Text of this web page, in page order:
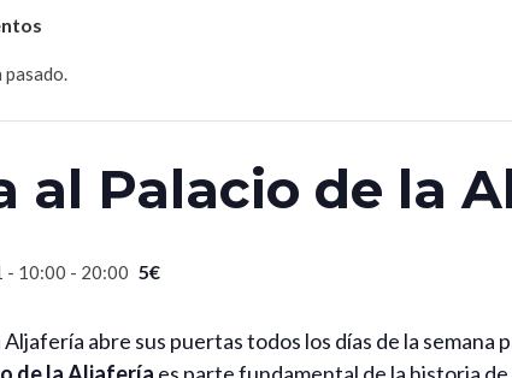
pasado.
al Palacio de la
- 10:00 - 20:00 5€
Aljafería abre sus puertas todos los días de la semana